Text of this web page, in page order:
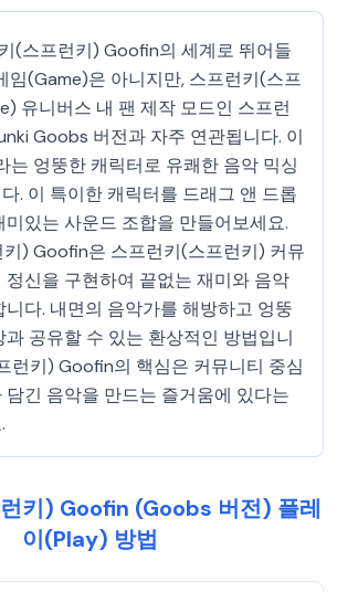
(스프런키) Goofin의 세계로 뛰어들
임(Game)은 아니지만, 스프런키(스프
유니버스 내 팬 제작 모드인 스프런
Goobs 버전과 자주 연관됩니다. 이
는 엉뚱한 캐릭터로 유쾌한 음악 믹싱
. 이 특이한 캐릭터를 드래그 앤 드롭
있는 사운드 조합을 만들어보세요.
) Goofin은 스프런키(스프런키) 커뮤
정신을 구현하여 끝없는 재미와 음악
다. 내면의 음악가를 해방하고 엉뚱
공유할 수 있는 환상적인 방법입니
런키) Goofin의 핵심은 커뮤니티 중심
담긴 음악을 만드는 즐거움에 있다는
키) Goofin (Goobs 버전) 플레
이(Play) 방법